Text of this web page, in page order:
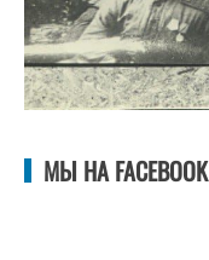
МЫ НА FACEBOOK